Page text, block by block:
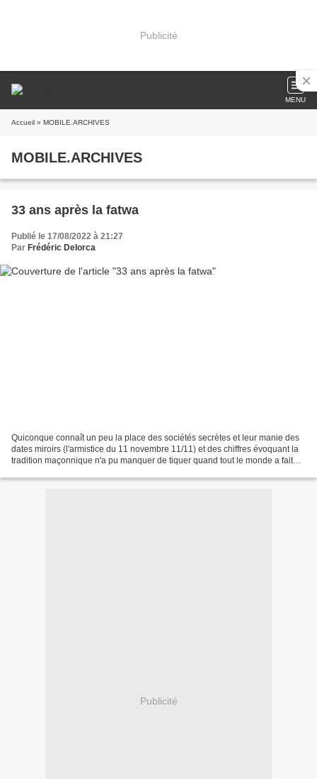
Publicité
MENU
Accueil » MOBILE.ARCHIVES
MOBILE.ARCHIVES
33 ans après la fatwa
Publié le 17/08/2022 à 21:27
Par Frédéric Delorca
Quiconque connaît un peu la place des sociétés secrètes et leur manie des
dates miroirs (l'armistice du 11 novembre 11/11) et des chiffres évoquant la
tradition maçonnique n'a pu manquer de tiquer quand tout le monde a fait
Publicité